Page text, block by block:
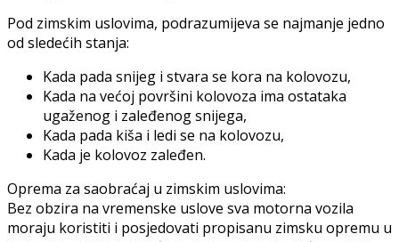
Pod zimskim uslovima, podrazumijeva se najmanje jedno
od sledećih stanja:
Kada pada snijeg i stvara se kora na kolovozu,
Kada na većoj površini kolovoza ima ostataka
ugaženog i zaleđenog snijega,
Kada pada kiša i ledi se na kolovozu,
Kada je kolovoz zaleđen.
Oprema za saobraćaj u zimskim uslovima:
Bez obzira na vremenske uslove sva motorna vozila
moraju koristiti i posjedovati propisanu zimsku opremu u